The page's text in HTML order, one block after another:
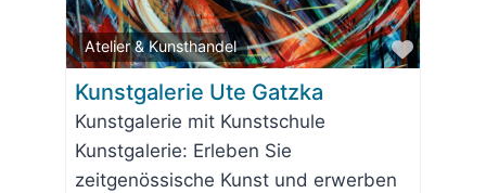
Atelier & Kunsthandel
Favorit
Kunstgalerie Ute Gatzka
Kunstgalerie mit Kunstschule
Kunstgalerie: Erleben Sie
zeitgenössische Kunst und erwerben